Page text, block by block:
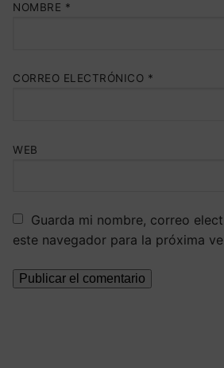
NOMBRE *
CORREO ELECTRÓNICO *
WEB
Guarda mi nombre, correo
este navegador para la próxima